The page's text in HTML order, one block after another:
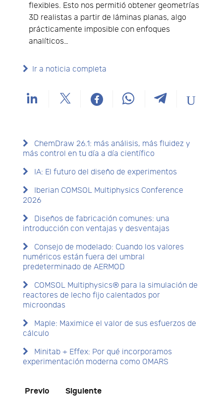
flexibles. Esto nos permitió obtener geometrías
3D realistas a partir de láminas planas, algo
prácticamente imposible con enfoques
analíticos…
Ir a noticia completa
ChemDraw 26.1: más análisis, más fluidez y
más control en tu día a día científico
IA: El futuro del diseño de experimentos
Iberian COMSOL Multiphysics Conference
2026
Diseños de fabricación comunes: una
introducción con ventajas y desventajas
Consejo de modelado: Cuando los valores
numéricos están fuera del umbral
predeterminado de AERMOD
COMSOL Multiphysics® para la simulación de
reactores de lecho fijo calentados por
microondas
Maple: Maximice el valor de sus esfuerzos de
cálculo
Minitab + Effex: Por qué incorporamos
experimentación moderna como OMARS
Previo Siguiente